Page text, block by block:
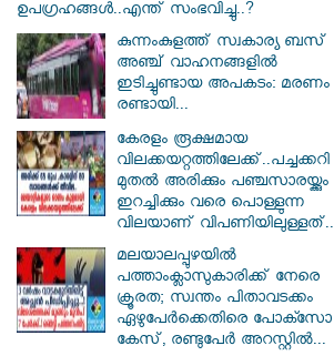
ഉപഗ്രഹങ്ങൾ..എന്ത് സംഭവിച്ചു..?
കുന്നംകുളത്ത് സ്വകാര്യ ബസ്
അഞ്ച് വാഹനങ്ങളിൽ
ഇടിച്ചുണ്ടായ അപകടം: മരണം
രണ്ടായി...
കേരളം രൂക്ഷമായ
വിലക്കയറ്റത്തിലേക്ക്..പച്ചക്കറി
മുതൽ അരിക്കും പഞ്ചസാരയ്ക്കും
ഇറച്ചിക്കും വരെ പൊള്ളുന്ന
വിലയാണ് വിപണിയിലുള്ളത്..
മലയാലപ്പുഴയിൽ
പത്താംക്ലാസുകാരിക്ക് നേരെ
ക്രൂരത; സ്വന്തം പിതാവടക്കം
ഏഴുപേർക്കെതിരെ പോക്സോ
കേസ്, രണ്ടുപേർ അറസ്റ്റിൽ...